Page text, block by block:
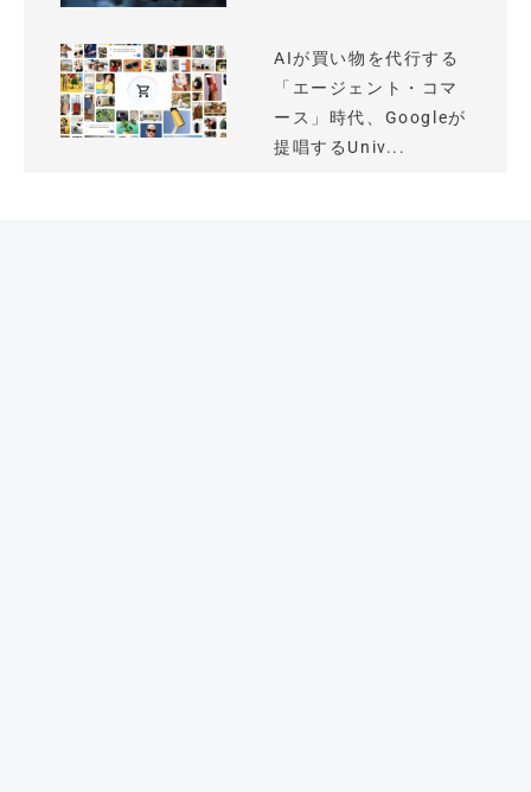
AIが買い物を代行する
「エージェント・コマ
ース」時代、Googleが
提唱するUniv...